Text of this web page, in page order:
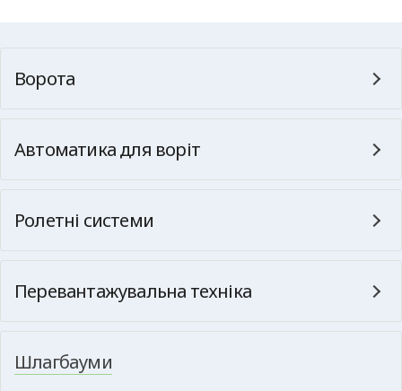
Ворота
Автоматика для воріт
Ролетні системи
Перевантажувальна техніка
Шлагбауми